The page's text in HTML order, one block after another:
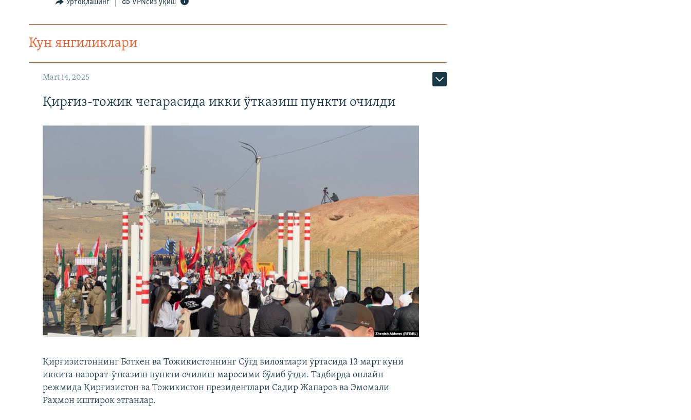
Ўртоқлашинг VPNсиз ўқиш
Кун янгиликлари
Mart 14, 2025
Қирғиз-тожик чегарасида икки ўтказиш пункти очилди
Қирғизистоннинг Боткен ва Тожикистоннинг Сўғд вилоятлари ўртасида 13 март куни
иккита назорат-ўтказиш пункти очилиш маросими бўлиб ўтди. Тадбирда онлайн
режмида Қирғизистон ва Тожикистон президентлари Садир Жапаров ва Эмомали
Раҳмон иштирок этганлар.